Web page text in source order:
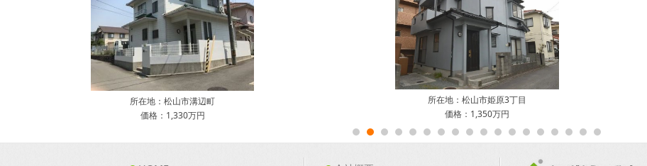
所在地：松山市溝辺町
価格：1,330万円
所在地：松山市姫原3丁目
価格：1,350万円